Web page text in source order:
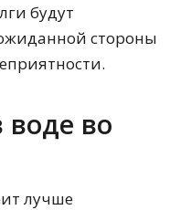
будут
стороны
во
лучше